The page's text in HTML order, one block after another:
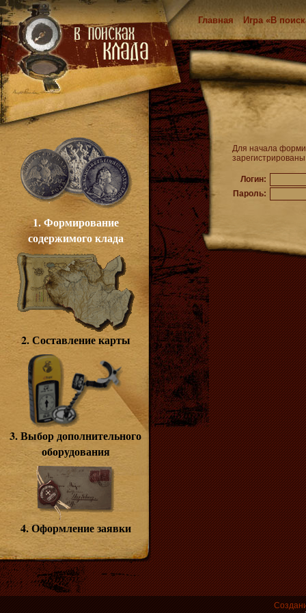
Главная Игра «В
1. Формирование
содержимого клада
2. Составление карты
3. Выбор дополнительного
оборудования
4. Оформление заявки
Для начала
Логин:
Пароль: